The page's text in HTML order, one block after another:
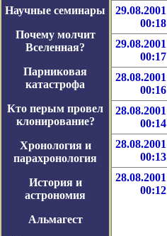
Научные семинары
Почему молчит
Вселенная?
Парниковая
катастрофа
Кто перым провел
клонирование?
Хронология и
парахронология
История и
астрономия
Альмагест
29.08.2001
00:18
29.08.2001
00:17
28.08.2001
00:16
28.08.2001
00:14
28.08.2001
00:13
28.08.2001
00:12